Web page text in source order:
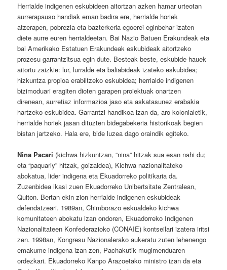
Herrialde indigenen eskubideen aitortzan azken hamar urteotan
aurrerapauso handiak eman badira ere, herrialde horiek
atzerapen, pobrezia eta bazterkeria egoerei eginbehar izaten
diete aurre euren herrialdeetan. Bai Nazio Batuen Erakundeak eta
bai Amerikako Estatuen Erakundeak eskubideak aitortzeko
prozesu garrantzitsua egin dute. Besteak beste, eskubide hauek
aitortu zaizkie: lur, lurralde eta baliabideak izateko eskubidea;
hizkuntza propioa erabiltzeko eskubidea; herrialde indigenen
bizimoduari eragiten dioten garapen proiektuak onartzen
direnean, aurretiaz informazioa jaso eta askatasunez erabakia
hartzeko eskubidea. Garrantzi handikoa izan da, aro kolonialetik,
herrialde horiek jasan dituzten bidegabekeria historikoak begien
bistan jartzeko. Hala ere, bide luzea dago oraindik egiteko.
Nina Pacari (kichwa hizkuntzan, “nina” hitzak sua esan nahi du;
eta “paquariy” hitzak, goizaldea), Kichwa nazionalitateko
abokatua, lider indigena eta Ekuadorreko politikaria da.
Zuzenbidea ikasi zuen Ekuadorreko Unibertsitate Zentralean,
Quiton. Bertan ekin zion herrialde indigenen eskubideak
defendatzeari. 1989an, Chimborazo eskualdeko kichwa
komunitateen abokatu izan ondoren, Ekuadorreko Indigenen
Nazionalitateen Konfederazioko (CONAIE) kontseilari izatera iritsi
zen. 1998an, Kongresu Nazionalerako aukeratu zuten lehenengo
emakume indigena izan zen, Pachakutik mugimenduaren
ordezkari. Ekuadorreko Kanpo Arazoetako ministro izan da eta